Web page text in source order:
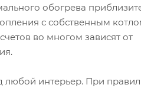
обогрева
с собственным
во многом зависят от
любой интерьер. При